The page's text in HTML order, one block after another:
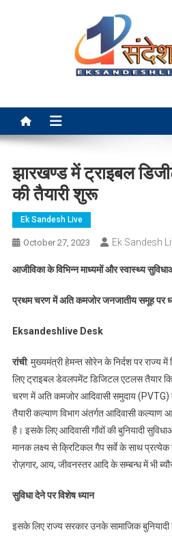
झारखण्ड में ट्राइबल
की तैयारी शुरू
Ek Sandesh Live
October 27, 2023 Ek Sandesh
आजीविका के विभिन्न माध्यमों और स्वास्थ्य
प्रथम चरण में अति कमजोर जनजातीय समूह पर
Eksandeshlive Desk
रांची: मुख्यमंत्री हेमन्त सोरेन के निर्दश पर राज्य
लिए ट्राइबल डेवलपमेंट डिजिटल एटलस तैयार
चरण में अति कमजोर आदिवासी समुदाय (PVTG)
तैयारी कल्याण विभाग अंतर्गत आदिवासी कल्याण
है। इसके लिए आदिवासी गाँवों की बुनियादी
मानक लक्ष्य से क्रिटिकल गैप सर्वे के साथ प्रत्येक
रोज़गार, आय, जीवनस्तर आदि के सम्बन्ध में भी
सुविधा देने पर विशेष ध्यान
इसके लिए राज्य सरकार उनके सामाजिक